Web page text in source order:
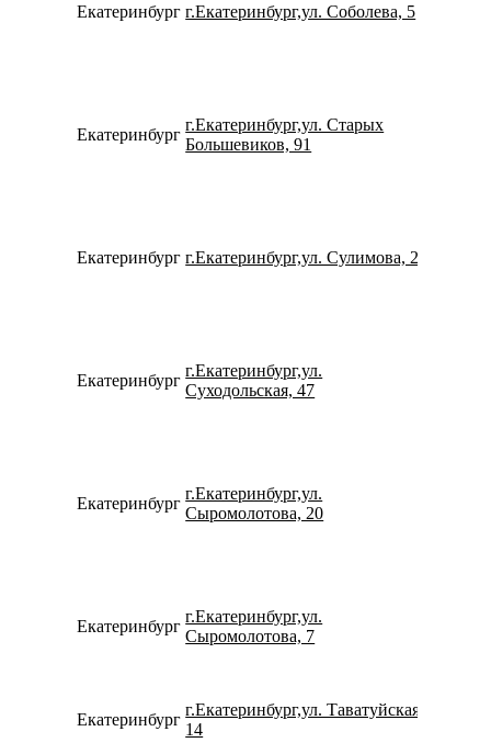
Екатеринбург г.Екатеринбург,ул. Соболева, 5
Екатеринбург
г.Екатеринбург,ул. Старых
Большевиков, 91
Екатеринбург г.Екатеринбург,ул. Сулимова, 23
Екатеринбург
г.Екатеринбург,ул.
Суходольская, 47
Екатеринбург
г.Екатеринбург,ул.
Сыромолотова, 20
Екатеринбург
г.Екатеринбург,ул.
Сыромолотова, 7
Екатеринбург
г.Екатеринбург,ул. Таватуйская,
14